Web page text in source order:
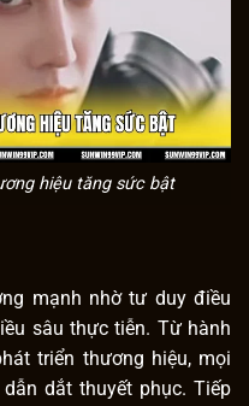
hiệu tăng sức bật
mạnh nhờ tư duy điều
sâu thực tiễn. Từ hành
triển thương hiệu, mọi
dắt thuyết phục. Tiếp